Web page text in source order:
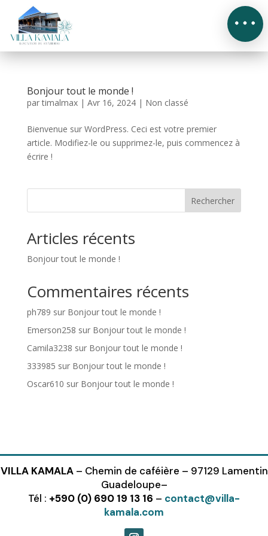
La
Villa
Je
A
voir
Contact
&
Bonjour tout le monde !
partimalmax| Avr 16, 2024| Non classé
Bienvenue sur WordPress. Ceci est votre premier
article. Modifiez-le ou supprimez-le, puis commencez à
écrire !
Rechercher
Articles récents
Bonjour tout le monde !
Commentaires récents
ph789 sur Bonjour tout le monde !
Emerson258 sur Bonjour tout le monde !
Camila3238 sur Bonjour tout le monde !
333985 sur Bonjour tout le monde !
Oscar610 sur Bonjour tout le monde !
VILLA KAMALA– Chemin de caféière – 97129 Lamentin
Guadeloupe–
Tél : +590 (0) 690 19 13 16 – contact@villa-
kamala.com